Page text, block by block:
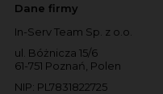
Dane firmy
In-Serv Team Sp. z o.o.
ul. Bóżnicza 15/6
61-751 Poznań, Polen
NIP: PL7831822725